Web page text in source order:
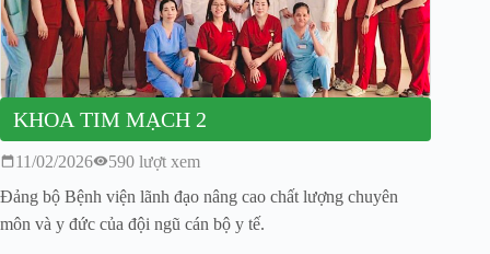
KHOA TIM MẠCH 2
11/02/2026
590 lượt xem
Đảng bộ Bệnh viện lãnh đạo nâng cao chất lượng chuyên
môn và y đức của đội ngũ cán bộ y tế.